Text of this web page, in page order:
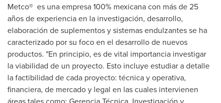
Metco® es una empresa 100% mexicana con más de 25
años de experiencia en la investigación, desarrollo,
elaboración de suplementos y sistemas endulzantes se ha
caracterizado por su foco en el desarrollo de nuevos
productos. "En principio, es de vital importancia investigar
la viabilidad de un proyecto. Esto incluye estudiar a detalle
la factibilidad de cada proyecto: técnica y operativa,
financiera, de mercado y legal en las cuales intervienen